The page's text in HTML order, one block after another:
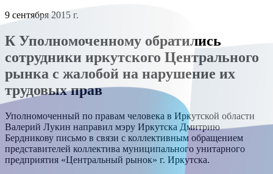
9 сентября 2015 г.
К Уполномоченному обратились
сотрудники иркутского Центрального
рынка с жалобой на нарушение их
трудовых прав
Уполномоченный по правам человека в Иркутской области
Валерий Лукин направил мэру Иркутска Дмитрию
Бердникову письмо в связи с коллективным обращением
представителей коллектива муниципального унитарного
предприятия «Центральный рынок» г. Иркутска.